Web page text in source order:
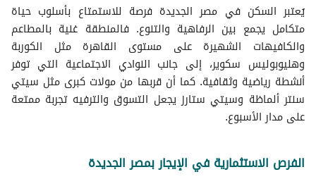
يُعتبر السكن في مصر الجديدة فرصة للاستمتاع بأسلوب حياة
متكامل يجمع بين الرفاهية والتنوع. فالمنطقة غنية بالمطاعم
والكافيهات الشهيرة على مستوى القاهرة مثل الكوربة
وهليوبوليس سكوير، إلى جانب النوادي الاجتماعية التي توفر
أنشطة رياضية وثقافية. كما أن قربها من مولات كبرى مثل سيتي
سنتر ألماظة وسيتي ستارز يجعل التسوق والترفيه تجربة ممتعة
على مدار الأسبوع.
الفرص الاستثمارية في الإيجار بمصر الجديدة